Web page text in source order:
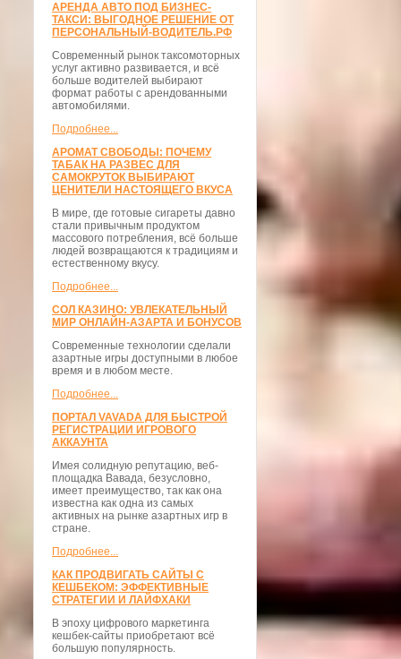
АРЕНДА АВТО ПОД БИЗНЕС-
ТАКСИ: ВЫГОДНОЕ РЕШЕНИЕ ОТ
ПЕРСОНАЛЬНЫЙ-ВОДИТЕЛЬ.РФ
Современный рынок таксомоторных
услуг активно развивается, и всё
больше водителей выбирают
формат работы с арендованными
автомобилями.
Подробнее...
АРОМАТ СВОБОДЫ: ПОЧЕМУ
ТАБАК НА РАЗВЕС ДЛЯ
САМОКРУТОК ВЫБИРАЮТ
ЦЕНИТЕЛИ НАСТОЯЩЕГО ВКУСА
В мире, где готовые сигареты давно
стали привычным продуктом
массового потребления, всё больше
людей возвращаются к традициям и
естественному вкусу.
Подробнее...
СОЛ КАЗИНО: УВЛЕКАТЕЛЬНЫЙ
МИР ОНЛАЙН-АЗАРТА И БОНУСОВ
Современные технологии сделали
азартные игры доступными в любое
время и в любом месте.
Подробнее...
ПОРТАЛ VAVADA ДЛЯ БЫСТРОЙ
РЕГИСТРАЦИИ ИГРОВОГО
АККАУНТА
Имея солидную репутацию, веб-
площадка Вавада, безусловно,
имеет преимущество, так как она
известна как одна из самых
активных на рынке азартных игр в
стране.
Подробнее...
КАК ПРОДВИГАТЬ САЙТЫ С
КЕШБЕКОМ: ЭФФЕКТИВНЫЕ
СТРАТЕГИИ И ЛАЙФХАКИ
В эпоху цифрового маркетинга
кешбек-сайты приобретают всё
большую популярность.